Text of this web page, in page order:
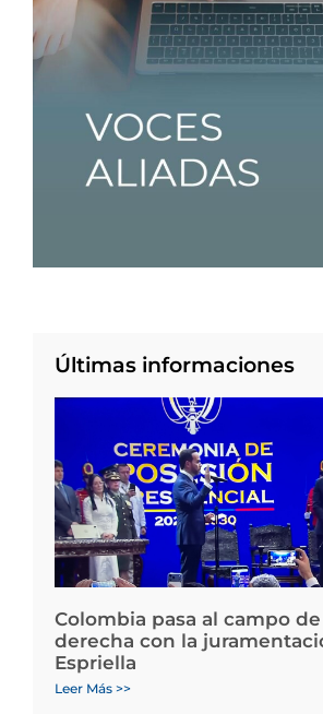
Últimas informaciones
Colombia pasa al campo
derecha con la
Espriella
Leer Más >>